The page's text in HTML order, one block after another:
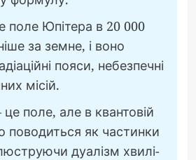
поле Юпітера в 20 000
за земне, і воно
пояси, небезпечні
місій.
це поле, але в квантовій
поводиться як частинки
дуалізм хвилі-